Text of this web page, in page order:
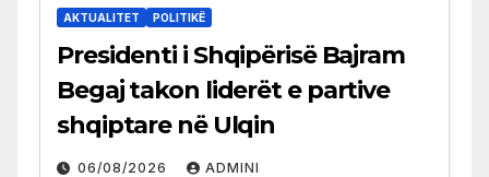
AKTUALITET POLITIKË
Presidenti i Shqipërisë Bajram
Begaj takon liderët e partive
shqiptare në Ulqin
06/08/2026 ADMINI